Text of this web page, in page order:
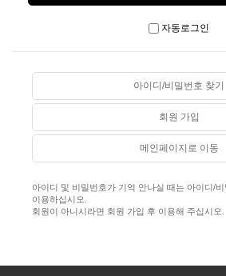
자동로그인
아이디/비밀번호 찾기
회원 가입
메인페이지로 이동
아이디 및 비밀번호가 기억 안나실 때는 아이디/
이용하십시오.
회원이 아니시라면 회원 가입 후 이용해 주십시오.